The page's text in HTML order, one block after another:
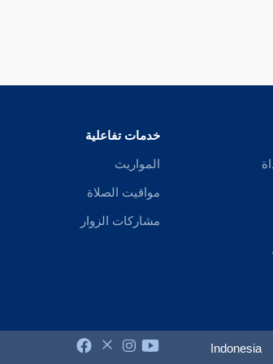
خدمات تفاعلية
المواريث
مواقيت الصلاة
مشاركات الزوار
Indonesia